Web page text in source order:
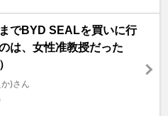
でBYD SEALを買いに行
は、女性准教授だった
)さん